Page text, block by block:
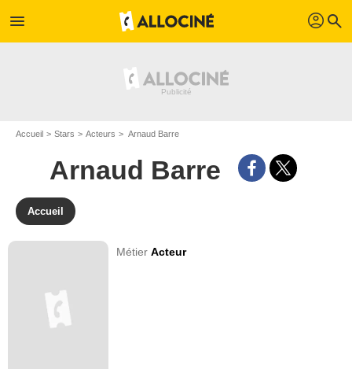
menu profil search
Accueil Stars Acteurs Arnaud Barre
Arnaud Barre
Accueil
MétierActeur